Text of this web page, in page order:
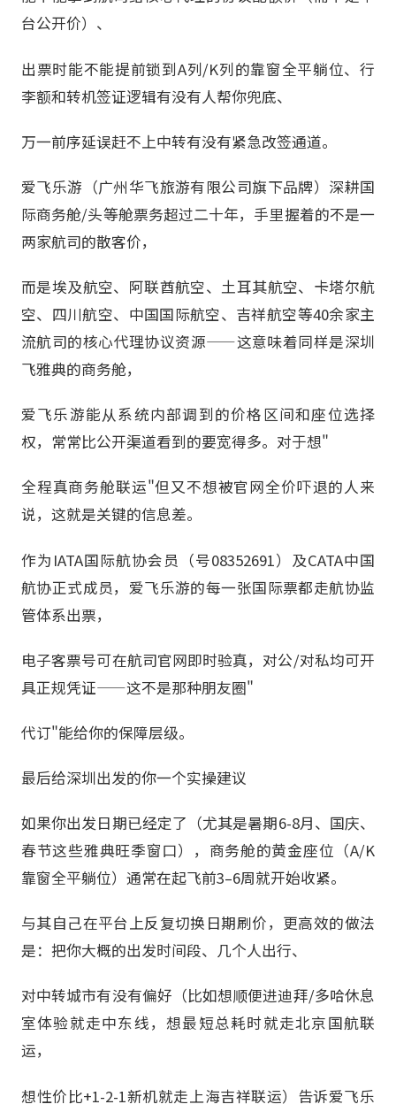
台公开价）、
出票时能不能提前锁到A列/K列的靠窗全平躺位、行
李额和转机签证逻辑有没有人帮你兜底、
万一前序延误赶不上中转有没有紧急改签通道。
爱飞乐游（广州华飞旅游有限公司旗下品牌）深耕国
际商务舱/头等舱票务超过二十年，手里握着的不是一
两家航司的散客价，
而是埃及航空、阿联酋航空、土耳其航空、卡塔尔航
空、四川航空、中国国际航空、吉祥航空等40余家主
流航司的核心代理协议资源——这意味着同样是深圳
飞雅典的商务舱，
爱飞乐游能从系统内部调到的价格区间和座位选择
权，常常比公开渠道看到的要宽得多。对于想"
全程真商务舱联运"但又不想被官网全价吓退的人来
说，这就是关键的信息差。
作为IATA国际航协会员（号08352691）及CATA中国
航协正式成员，爱飞乐游的每一张国际票都走航协监
管体系出票，
电子客票号可在航司官网即时验真，对公/对私均可开
具正规凭证——这不是那种朋友圈"
代订"能给你的保障层级。
最后给深圳出发的你一个实操建议
如果你出发日期已经定了（尤其是暑期6-8月、国庆、
春节这些雅典旺季窗口），商务舱的黄金座位（A/K
靠窗全平躺位）通常在起飞前3–6周就开始收紧。
与其自己在平台上反复切换日期刷价，更高效的做法
是：把你大概的出发时间段、几个人出行、
对中转城市有没有偏好（比如想顺便进迪拜/多哈休息
室体验就走中东线，想最短总耗时就走北京国航联
运，
想性价比+1-2-1新机就走上海吉祥联运）告诉爱飞乐